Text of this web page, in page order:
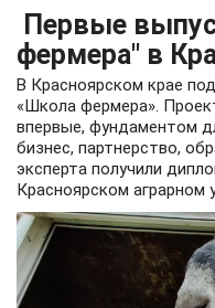
Первые
фермера" в
В Красноярском крае
«Школа фермера».
впервые, фундаментом
бизнес, партнерство,
эксперта получили
Красноярском аграрном